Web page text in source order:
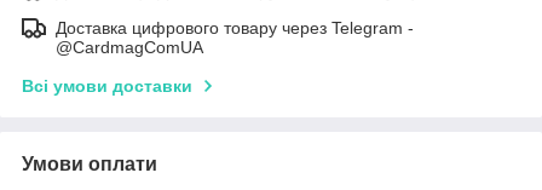
Доставка цифрового товару через Telegram -
@CardmagComUA
Всі умови доставки
Умови оплати